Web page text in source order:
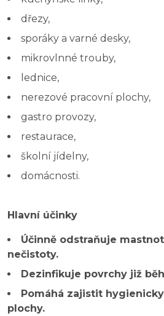
dřezy,
sporáky a varné desky,
mikrovlnné trouby,
lednice,
nerezové pracovní plochy,
gastro provozy,
restaurace,
školní jídelny,
domácnosti.
Hlavní účinky
Účinně odstraňuje
nečistoty.
Dezinfikuje povrchy již
Pomáhá zajistit
plochy.